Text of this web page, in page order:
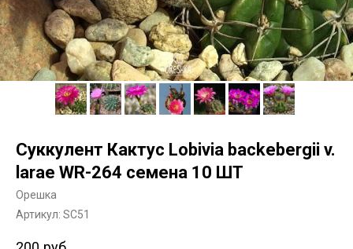
Суккулент Кактус Lobivia backebergii v.
larae WR-264 семена 10 ШТ
Орешка
Артикул: SC51